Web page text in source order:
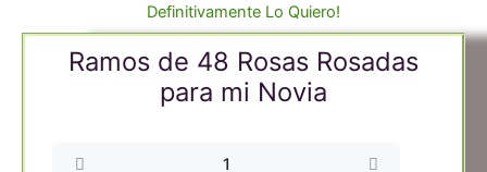
Definitivamente Lo Quiero!
Ramos de 48 Rosas Rosadas
para mi Novia